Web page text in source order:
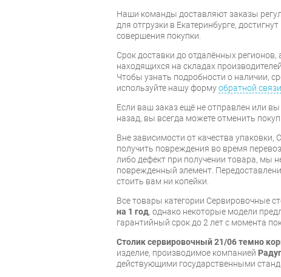
Наши команды доставляют заказы
для отгрузки в Екатеринбурге,
совершения покупки.
Срок доставки до отдалённых регионов,
находящихся на складах
Чтобы узнать подробности о наличии,
используйте нашу формуобратной связи
Если ваш заказ ещё не отправлен или
назад, вы всегда можете отменить
Вне зависимости от качества
получить повреждения во время
либо дефект при получении товара, мы
поврежденный элемент.
стоить вам ни копейки.
Все товары категории Сервировочные
на 1 год, однако некоторые модели
гарантийный срок до 2 лет с момента
Столик сервировочный 21/06 темно
изделие, производимое компанией
действующими государственными